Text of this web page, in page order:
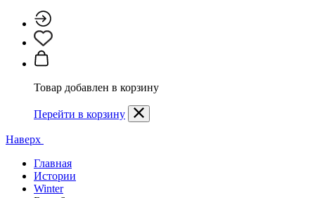
Товар добавлен в корзину
Перейти в корзину
Наверх
Главная
Истории
Winter